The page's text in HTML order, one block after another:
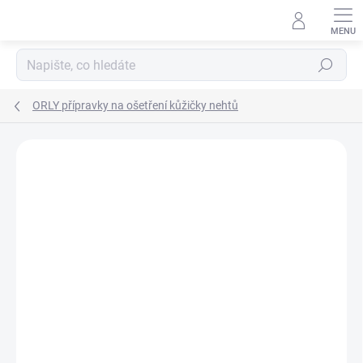
Hledat
ORLY přípravky na ošetření kůžičky nehtů